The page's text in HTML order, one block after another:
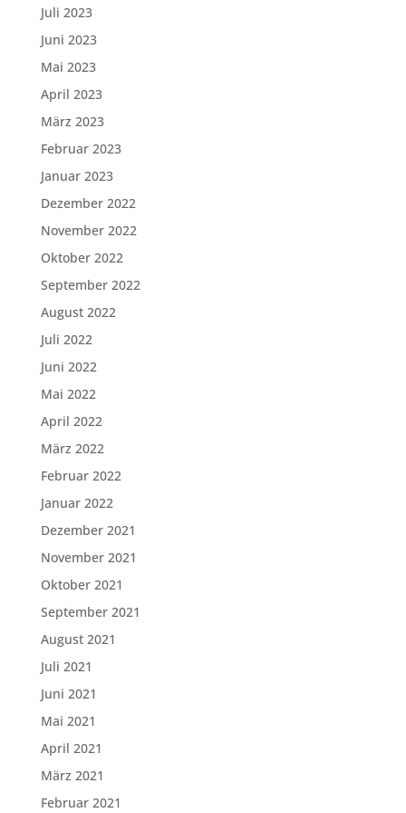
Juli 2023
Juni 2023
Mai 2023
April 2023
März 2023
Februar 2023
Januar 2023
Dezember 2022
November 2022
Oktober 2022
September 2022
August 2022
Juli 2022
Juni 2022
Mai 2022
April 2022
März 2022
Februar 2022
Januar 2022
Dezember 2021
November 2021
Oktober 2021
September 2021
August 2021
Juli 2021
Juni 2021
Mai 2021
April 2021
März 2021
Februar 2021